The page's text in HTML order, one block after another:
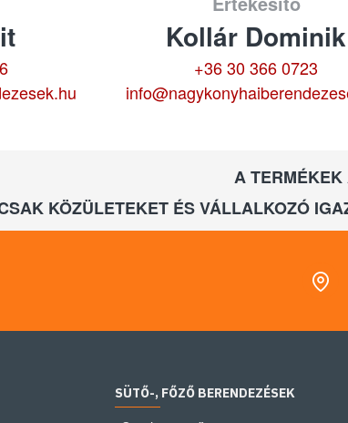
Kollár Dominik
+36 30 366 0723
A
KÖZÜLETEKET ÉS VÁLLALKOZÓ
SÜTŐ-, FŐZŐ BERENDEZÉSEK